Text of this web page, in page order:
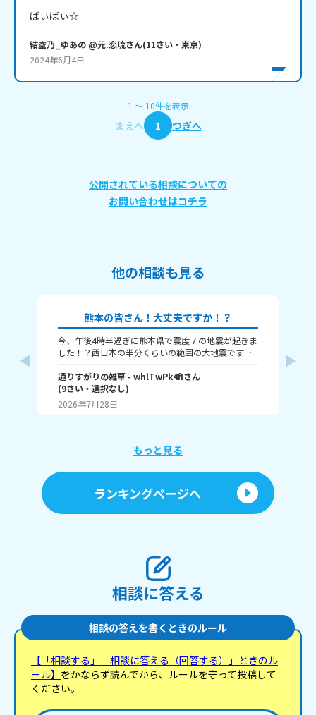
ばぃばぃ☆
結空乃_ゆあの @元.恋琉さん(11さい・ 東京)
2024年6月4日
1 〜 10件を表示
まえへ 1 つぎへ
公開されている相談についての
お問い合わせはコチラ
他の相談も見る
熊本の皆さん！大丈夫ですか！？
今、午後4時半過ぎに熊本県で震度７の地震が起きま
した！？西日本の半分くらいの範囲の大地震です。
な！？
通りすがりの雑草 - whlTwPk4fIさん
(9さい・ 選択なし)
2026年7月28日
もっと見る
ランキングページへ
相談に答える
相談の答えを書くときのルール
【「相談する」「相談に答える（回答する）」ときのル
ール】 をかならず読んでから、ルールを守って投稿して
ください。